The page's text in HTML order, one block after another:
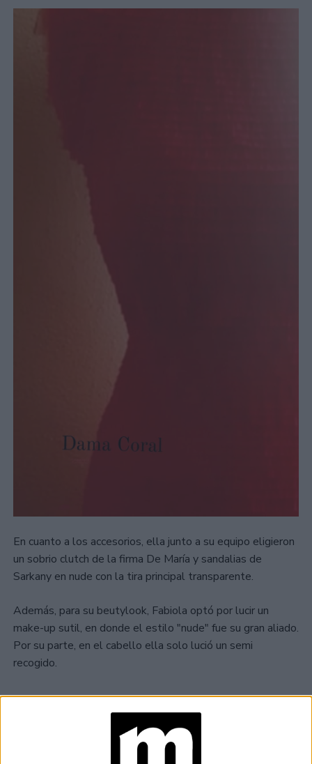
En cuanto a los accesorios, ella junto a su equipo eligieron
un sobrio clutch de la firma De María y sandalias de
Sarkany en nude con la tira principal transparente.
Además, para su beutylook, Fabiola optó por lucir un
make-up sutil, en donde el estilo "nude" fue su gran aliado.
Por su parte, en el cabello ella solo lució un semi
recogido.
TECNOMODA 2026:
CUANDO LA MODA